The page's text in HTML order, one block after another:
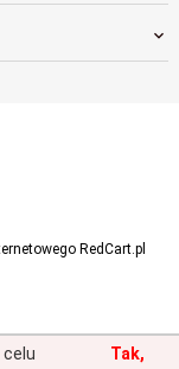
RedCart.pl
Tak,